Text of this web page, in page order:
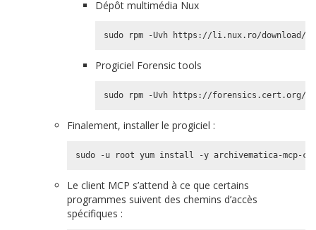
Dépôt multimédia Nux
Progiciel Forensic tools
Finalement, installer le progiciel :
Le client MCP s’attend à ce que certains
programmes suivent des chemins d’accès
spécifiques :